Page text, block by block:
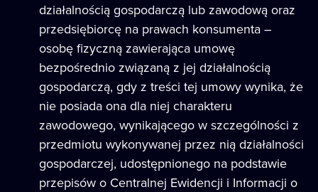
działalnością gospodarczą lub zawodową oraz
przedsiębiorcę na prawach konsumenta –
osobę fizyczną zawierająca umowę
bezpośrednio związaną z jej działalnością
gospodarczą, gdy z treści tej umowy wynika, że
nie posiada ona dla niej charakteru
zawodowego, wynikającego w szczególności z
przedmiotu wykonywanej przez nią działalności
gospodarczej, udostępnionego na podstawie
przepisów o Centralnej Ewidencji i Informacji o